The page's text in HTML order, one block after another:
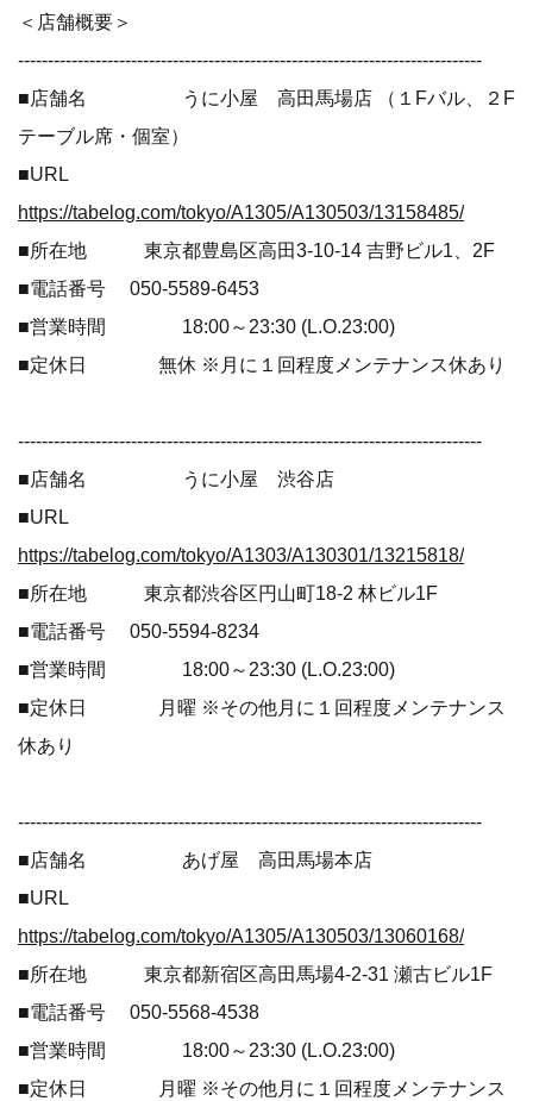
＜店舗概要＞
------------------------------------------------------------------------------
■店舗名 うに小屋 高田馬場店 （１Fバル、２F
テーブル席・個室）
■URL
https://tabelog.com/tokyo/A1305/A130503/13158485/
■所在地 東京都豊島区高田3-10-14 吉野ビル1、2F
■電話番号 050-5589-6453
■営業時間 18:00～23:30 (L.O.23:00)
■定休日 無休 ※月に１回程度メンテナンス休あり
------------------------------------------------------------------------------
■店舗名 うに小屋 渋谷店
■URL
https://tabelog.com/tokyo/A1303/A130301/13215818/
■所在地 東京都渋谷区円山町18-2 林ビル1F
■電話番号 050-5594-8234
■営業時間 18:00～23:30 (L.O.23:00)
■定休日 月曜 ※その他月に１回程度メンテナンス
休あり
------------------------------------------------------------------------------
■店舗名 あげ屋 高田馬場本店
■URL
https://tabelog.com/tokyo/A1305/A130503/13060168/
■所在地 東京都新宿区高田馬場4-2-31 瀬古ビル1F
■電話番号 050-5568-4538
■営業時間 18:00～23:30 (L.O.23:00)
■定休日 月曜 ※その他月に１回程度メンテナンス